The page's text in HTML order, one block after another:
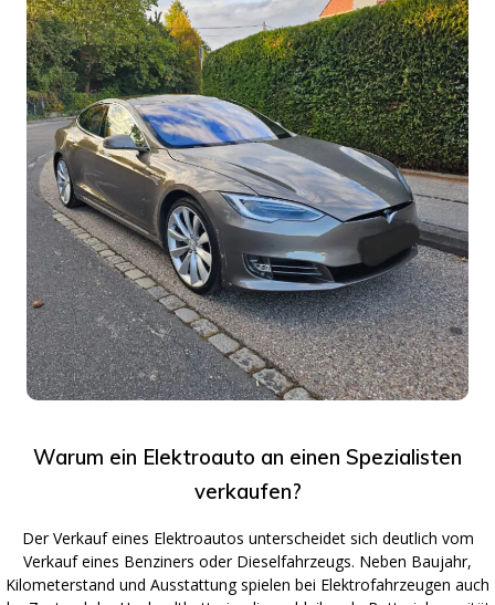
Warum ein Elektroauto an einen Spezialisten
verkaufen?
Der Verkauf eines Elektroautos unterscheidet sich deutlich vom
Verkauf eines Benziners oder Dieselfahrzeugs. Neben Baujahr,
Kilometerstand und Ausstattung spielen bei Elektrofahrzeugen auch